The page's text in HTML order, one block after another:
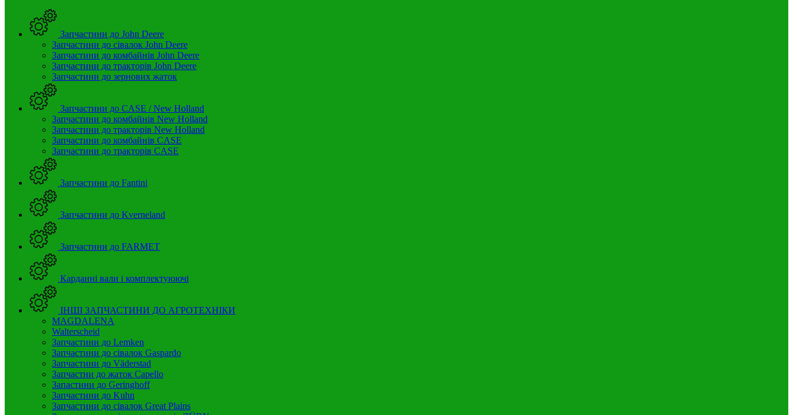
Запчастини до John Deere
Запчастини до сівалок John Deere
Запчастини до комбайнів John Deere
Запчастини до тракторів John Deere
Запчастини до зернових жаток
Запчастини до CASE / New Holland
Запчастини до комбайнів New Holland
Запчастини до тракторів New Holland
Запчастини до комбайнів CASE
Запчастини до тракторів CASE
Запчастини до Fantini
Запчастини до Kverneland
Запчастини до FARMET
Карданні вали і комплектуюючі
ІНШІ ЗАПЧАСТИНИ ДО АГРОТЕХНІКИ
MAGDALENA
Walterscheid
Запчастини до Lemken
Запчастини до сівалок Gaspardo
Запчастини до Väderstad
Запчастни до жаток Capello
Запастини до Geringhoff
Запчастини до Kuhn
Запчастини до сівалок Great Plains